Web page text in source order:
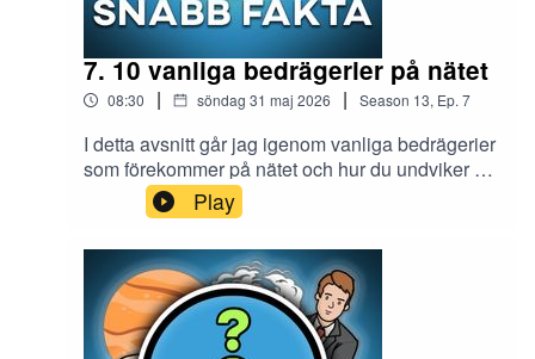
7. 10 vanliga bedrägerier på nätet
08:30 | söndag 31 maj 2026 | Season 13, Ep. 7
I detta avsnitt går jag igenom vanliga bedrägerier
som förekommer på nätet och hur du undviker att
bli lurad.Glöm inte att prenumerera på min
Youtube-kanal Snabb Fakta.Instagram:
snabb.faktaTIKTOK: riktigasnabbfaktaMail:
snabbfakta1@gmail.comMin andra podcast
Midnattståget - Creepypastor från
internet:https://open.spotify.com/show/2aevEEW
b9Bv1KoKvzptUaj
Play